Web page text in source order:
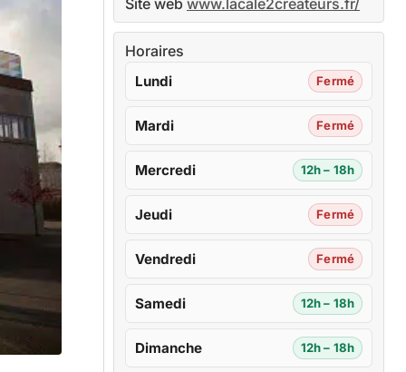
Site web www.lacale2createurs.fr/
Horaires
Lundi Fermé
Mardi Fermé
Mercredi 12h – 18h
Jeudi Fermé
Vendredi Fermé
Samedi 12h – 18h
Dimanche 12h – 18h